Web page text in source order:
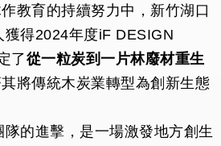
教育的持續努力中，新竹湖口
獲得2024年度iF DESIGN
了從一粒炭到一片林廢材重生
其將傳統木炭業轉型為創新生態
的進擊，是一場激發地方創生